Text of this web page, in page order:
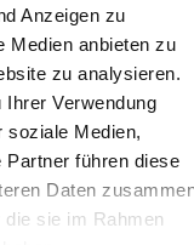
Anzeigen zu
Medien anbieten zu
zu analysieren.
Verwendung
soziale Medien,
Partner führen diese
Daten
sie im Rahmen